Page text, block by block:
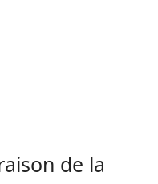
de la